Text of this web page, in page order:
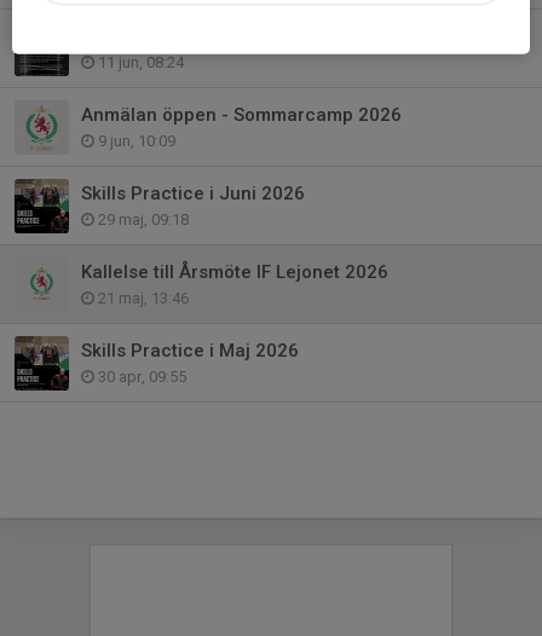
11 jun, 08:24
Anmälan öppen - Sommarcamp 2026
9 jun, 10:09
Skills Practice i Juni 2026
29 maj, 09:18
Kallelse till Årsmöte IF Lejonet 2026
21 maj, 13:46
Skills Practice i Maj 2026
30 apr, 09:55